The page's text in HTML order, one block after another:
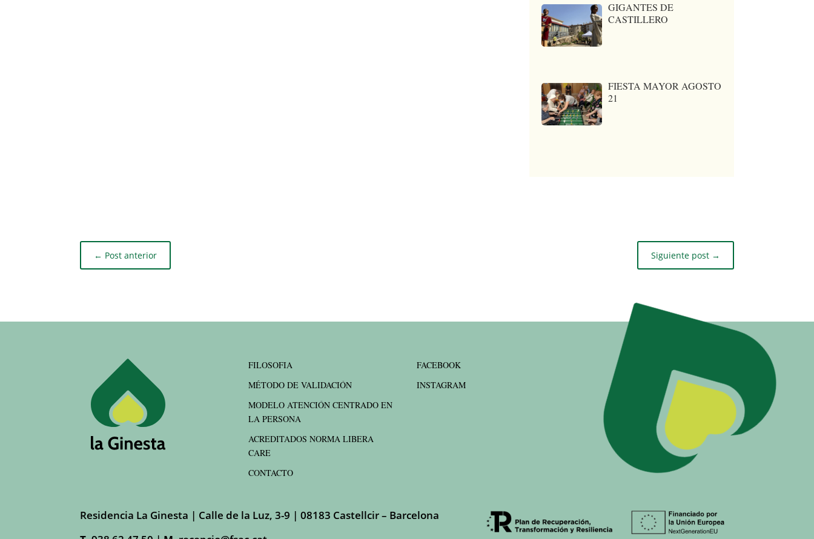
GIGANTES DE
CASTILLERO
FIESTA MAYOR AGOSTO
21
← Post anterior Siguiente post →
FILOSOFIA
MÉTODO DE VALIDACIÓN
MODELO ATENCIÓN CENTRADO EN
LA PERSONA
ACREDITADOS NORMA LIBERA
CARE
CONTACTO
FACEBOOK
INSTAGRAM
Residencia La Ginesta | Calle de la Luz, 3-9 | 08183 Castellcir – Barcelona